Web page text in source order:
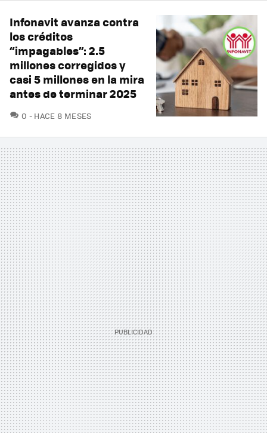
Infonavit avanza contra
los créditos
“impagables”: 2.5
millones corregidos y
casi 5 millones en la mira
antes de terminar 2025
0 COMENTARIOS
HACE 8 MESES